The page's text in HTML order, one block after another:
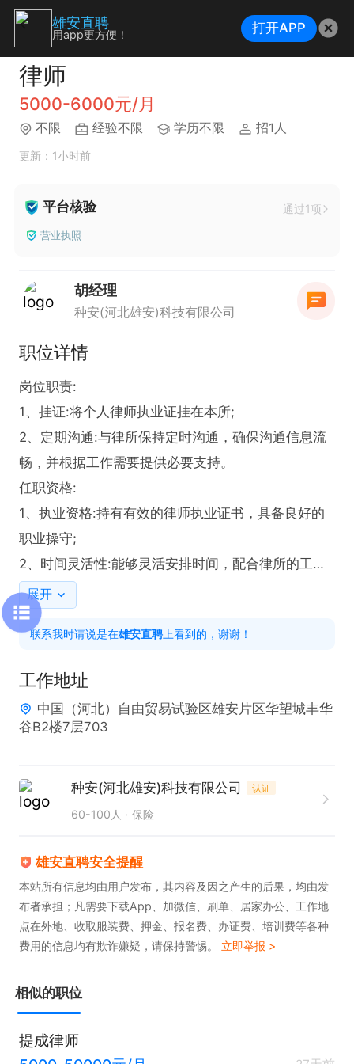
律师
5000-6000元/月
不限 经验不限 学历不限 招1人
更新：1小时前
平台核验 通过1项
营业执照
胡经理
种安(河北雄安)科技有限公司
职位详情
岗位职责:
1、挂证:将个人律师执业证挂在本所;
2、定期沟通:与律所保持定时沟通，确保沟通信息流
畅，并根据工作需要提供必要支持。
任职资格:
1、执业资格:持有有效的律师执业证书，具备良好的
职业操守;
2、时间灵活性:能够灵活安排时间，配合律所的工作
需求。
展开
联系我时请说是在雄安直聘 上看到的，谢谢！
工作地址
中国（河北）自由贸易试验区雄安片区华望城丰华
谷B2楼7层703
种安(河北雄安)科技有限公司 认证
60-100人 保险
雄安直聘安全提醒
本站所有信息均由用户发布，其内容及因之产生的后果，均由发
布者承担；凡需要下载App、加微信、刷单、居家办公、工作地
点在外地、收取服装费、押金、报名费、办证费、培训费等各种
费用的信息均有欺诈嫌疑，请保持警惕。 立即举报 >
相似的职位
提成律师
雄安直聘
用app更方便！ 打开APP